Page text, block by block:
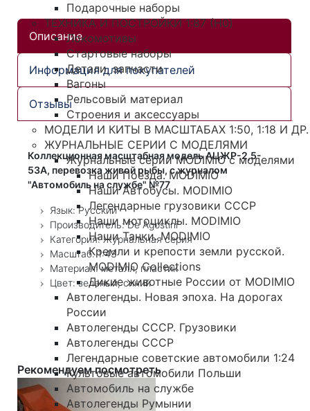
Подарочные наборы
ТЕХНИКА И ПОСТРОЙКИ 1:87 (H0)
Локомотивы
Стартовые наборы
Детали, запчасти
Вагоны
Рельсовый материал
Строения и аксессуары
МОДЕЛИ И КИТЫ В МАСШТАБАХ 1:50, 1:18 И ДР.
ЖУРНАЛЬНЫЕ СЕРИИ С МОДЕЛЯМИ
Журнальные серии MODIMIO с моделями
Наши Поезда. MODIMIO
Наши Автобусы. MODIMIO
Легендарные грузовики СССР
Наши мотоциклы. MODIMIO
Наши Танки. MODIMIO
Кремли и крепости земли русской.
MODIMIO Collections
Дикие животные России от MODIMIO
Автолегенды. Новая эпоха. На дорогах
России
Автолегенды СССР. Грузовики
Автолегенды СССР
Легендарные советские автомобили 1:24
Культовые автомобили Польши
Автомобиль на службе
Автолегенды Румынии
Описание
Информация для покупателей
Отзывы
Коллекционная масштабная модель АЦЖР-2,5-
53А, перевозка живой рыбы, с журналом
"Автомобиль на службе" №77
Язык: Русский
Производитель: De Agostini
Категория: Журнальная серия
Масштаб: 1:43
Материал: металл, пластик
Цвет: зеленый, синий
Рекомендуем посмотреть